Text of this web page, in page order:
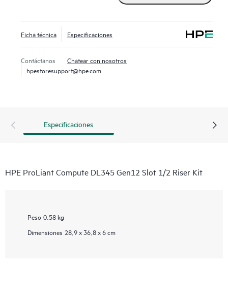
Ficha técnica Especificaciones
Contáctanos
Chatear con nosotros
hpestoresupport@hpe.com
Especificaciones
HPE ProLiant Compute DL345 Gen12 Slot 1/2 Riser Kit
Peso 0,58 kg
Dimensiones 28,9 x 36,8 x 6 cm